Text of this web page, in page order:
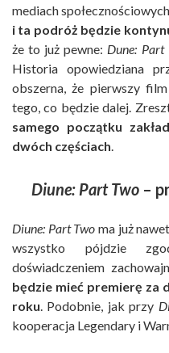
mediach
i ta podróż będzie
że to już pewne: Dune: Part
Historia opowiedziana
obszerna, że pierwszy
tego, co będzie dalej.
samego początku
dwóch częściach.
Diune: Part Two –
Diune: Part Two ma już
wszystko pójdzie
doświadczeniem
będzie mieć premierę za
roku. Podobnie, jak przy
kooperacja Legendary i